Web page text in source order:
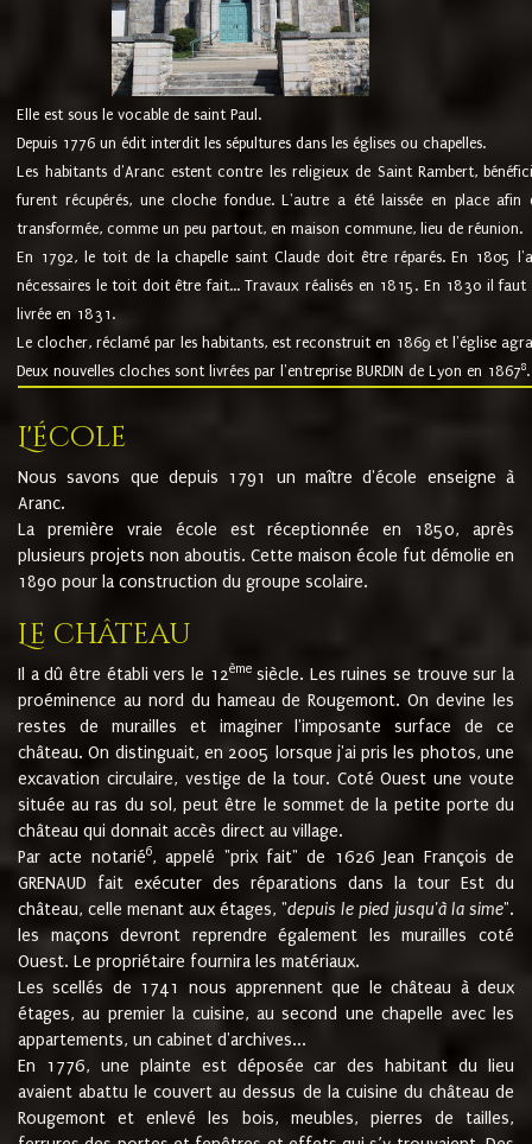
Elle est sous le vocable de saint Paul.
Depuis 1776 un édit interdit les sépultures dans les églises ou chapelles.
Les habitants d'Aranc estent contre les religieux de Saint Rambert,
furent récupérés, une cloche fondue. L'autre a été laissée en place
transformée, comme un peu partout, en maison commune, lieu de réunion.
En 1792, le toit de la chapelle saint Claude doit être réparés. En 1805
nécessaires le toit doit être fait... Travaux réalisés en 1815. En 1830 il
livrée en 1831.
Le clocher, réclamé par les habitants, est reconstruit en 1869 et l'église
Deux nouvelles cloches sont livrées par l'entreprise BURDIN de Lyon en 18678.
L'école
Nous savons que depuis 1791 un maître d'école enseigne à
Aranc.
La première vraie école est réceptionnée en 1850, après
plusieurs projets non aboutis. Cette maison école fut démolie en
1890 pour la construction du groupe scolaire.
Le château
Il a dû être établi vers le 12èmesiècle. Les ruines se trouve sur la
proéminence au nord du hameau de Rougemont. On devine les
restes de murailles et imaginer l'imposante surface de ce
château. On distinguait, en 2005 lorsque j'ai pris les photos, une
excavation circulaire, vestige de la tour. Coté Ouest une voute
située au ras du sol, peut être le sommet de la petite porte du
château qui donnait accès direct au village.
Par acte notarié6, appelé "prix fait" de 1626 Jean François de
GRENAUD fait exécuter des réparations dans la tour Est du
château, celle menant aux étages, "depuis le pied jusqu'à la sime".
les maçons devront reprendre également les murailles coté
Ouest. Le propriétaire fournira les matériaux.
Les scellés de 1741 nous apprennent que le château à deux
étages, au premier la cuisine, au second une chapelle avec les
appartements, un cabinet d'archives...
En 1776, une plainte est déposée car des habitant du lieu
avaient abattu le couvert au dessus de la cuisine du château de
Rougemont et enlevé les bois, meubles, pierres de tailles,